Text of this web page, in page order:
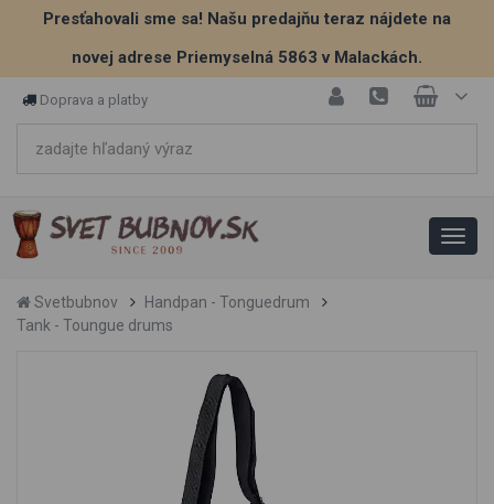
Presťahovali sme sa! Našu predajňu teraz nájdete na
novej adrese Priemyselná 5863 v Malackách.
Doprava a platby
Svetbubnov
Handpan - Tonguedrum
Tank - Toungue drums